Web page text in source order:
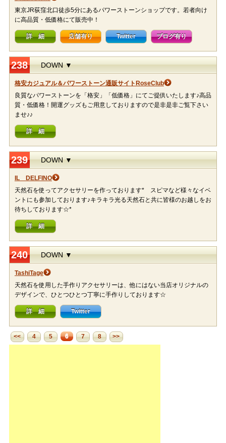
東京JR荻窪北口徒歩5分にあるパワーストーンショップです。若者向け
に高品質・低価格にて販売中！
詳 細 店舗有り Twitter ブログ有り
238 DOWN ▼
格安カジュアル＆パワーストーン通販サイトRoseClub
良質なパワーストーンを「格安」「低価格」にてご提供いたします♪高品
質・低価格！開運グッズもご用意しておりますので是非是非ご覧下さい
ませ♪♪
詳 細
239 DOWN ▼
IL DELFINO
天然石を使ってアクセサリーを作っております* スピマなど様々なイベ
ントにも参加しております♪キラキラ光る天然石と共に皆様のお越しをお
待ちしております☆*
詳 細
240 DOWN ▼
TashiTage
天然石を使用した手作りアクセサリーは、他にはない当店オリジナルの
デザインで、ひとつひとつ丁寧に手作りしております☆
詳 細 Twitter
<< 4 5 6 7 8 >>